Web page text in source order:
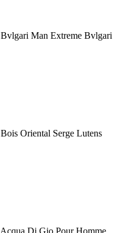
Bvlgari Man Extreme Bvlgari
Bois Oriental Serge Lutens
Acqua Di Gio Pour Homme